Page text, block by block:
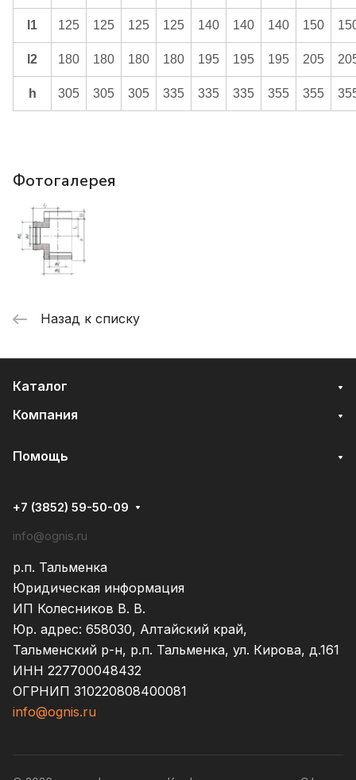
l1 125 125 125 125 140 140 140 150
l2 180 180 180 180 195 195 195 205
h 305 305 305 335 335 335 355 355
Фотогалерея
Назад к списку
Каталог
Компания
Помощь
+7 (3852) 59-50-09
info@ognis.ru
р.п. Тальменка
Юридическая информация
ИП Колесников В. В.
Юр. адрес: 658030, Алтайский край,
Тальменский р-н, р.п. Тальменка, ул. Кирова, д.161
ИНН 227700048432
ОГРНИП 310220808400081
info@ognis.ru